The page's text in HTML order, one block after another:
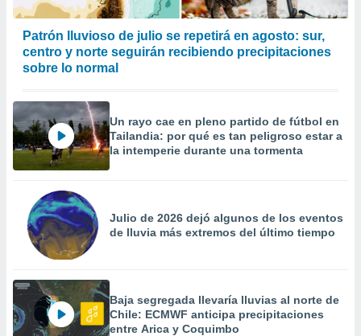
Patrón lluvioso de julio se repetirá en agosto: sur,
centro y norte seguirán recibiendo precipitaciones
sobre lo normal
Un rayo cae en pleno partido de fútbol en
Tailandia: por qué es tan peligroso estar a
la intemperie durante una tormenta
Julio de 2026 dejó algunos de los eventos
de lluvia más extremos del último tiempo
Baja segregada llevaría lluvias al norte de
Chile: ECMWF anticipa precipitaciones
entre Arica y Coquimbo